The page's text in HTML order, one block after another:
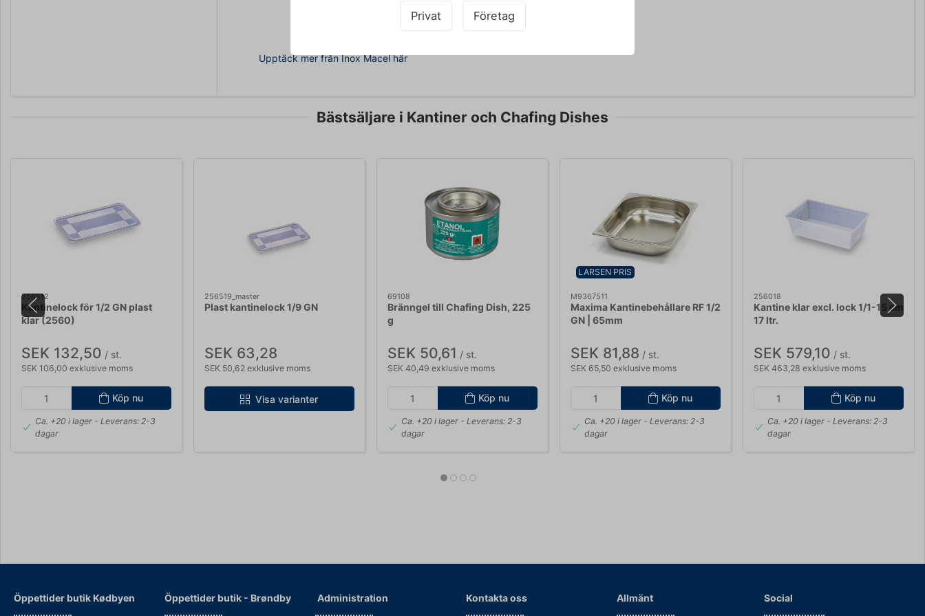
Privat Företag
Upptäck mer från Inox Macel här
Bästsäljare i Kantiner och Chafing Dishes
256512
Kantinelock för 1/2 GN plast
klar (2560)
SEK 132,50 / st.
SEK 106,00 exklusive moms
Köp nu
Ca. +20 i lager- Leverans: 2-3
dagar
256519_master
Plast kantinelock 1/9 GN
SEK 63,28
SEK 50,62 exklusive moms
Visa varianter
69108
Bränngel till Chafing Dish, 225
g
SEK 50,61 / st.
SEK 40,49 exklusive moms
Köp nu
Ca. +20 i lager- Leverans: 2-3
dagar
LARSEN PRIS
M9367511
Maxima Kantinebehållare RF 1/2
GN | 65mm
SEK 81,88 / st.
SEK 65,50 exklusive moms
Köp nu
Ca. +20 i lager- Leverans: 2-3
dagar
256018
Kantine klar excl. lock 1/1-15 cm
17 ltr.
SEK 579,10 / st.
SEK 463,28 exklusive moms
Köp nu
Ca. +20 i lager- Leverans: 2-3
dagar
Öppettider butik Kødbyen Öppettider butik - Brøndby Administration Kontakta oss Allmänt Social